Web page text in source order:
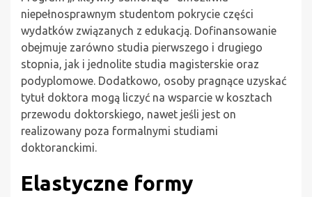
niepełnosprawnym studentom pokrycie części
wydatków związanych z edukacją. Dofinansowanie
obejmuje zarówno studia pierwszego i drugiego
stopnia, jak i jednolite studia magisterskie oraz
podyplomowe. Dodatkowo, osoby pragnące uzyskać
tytuł doktora mogą liczyć na wsparcie w kosztach
przewodu doktorskiego, nawet jeśli jest on
realizowany poza formalnymi studiami
doktoranckimi.
Elastyczne formy